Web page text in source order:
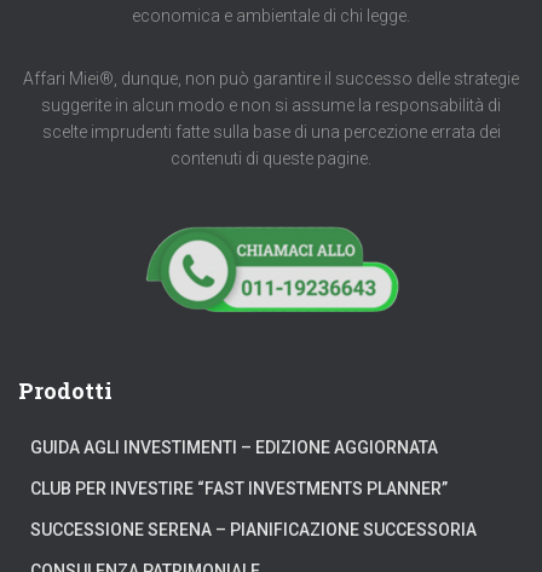
economica e ambientale di chi legge.
Affari Miei®, dunque, non può garantire il successo delle strategie
suggerite in alcun modo e non si assume la responsabilità di
scelte imprudenti fatte sulla base di una percezione errata dei
contenuti di queste pagine.
Prodotti
GUIDA AGLI INVESTIMENTI – EDIZIONE AGGIORNATA
CLUB PER INVESTIRE “FAST INVESTMENTS PLANNER”
SUCCESSIONE SERENA – PIANIFICAZIONE SUCCESSORIA